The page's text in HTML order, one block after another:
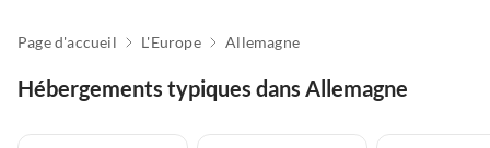
Page d'accueil L'Europe Allemagne
Hébergements typiques dans Allemagne